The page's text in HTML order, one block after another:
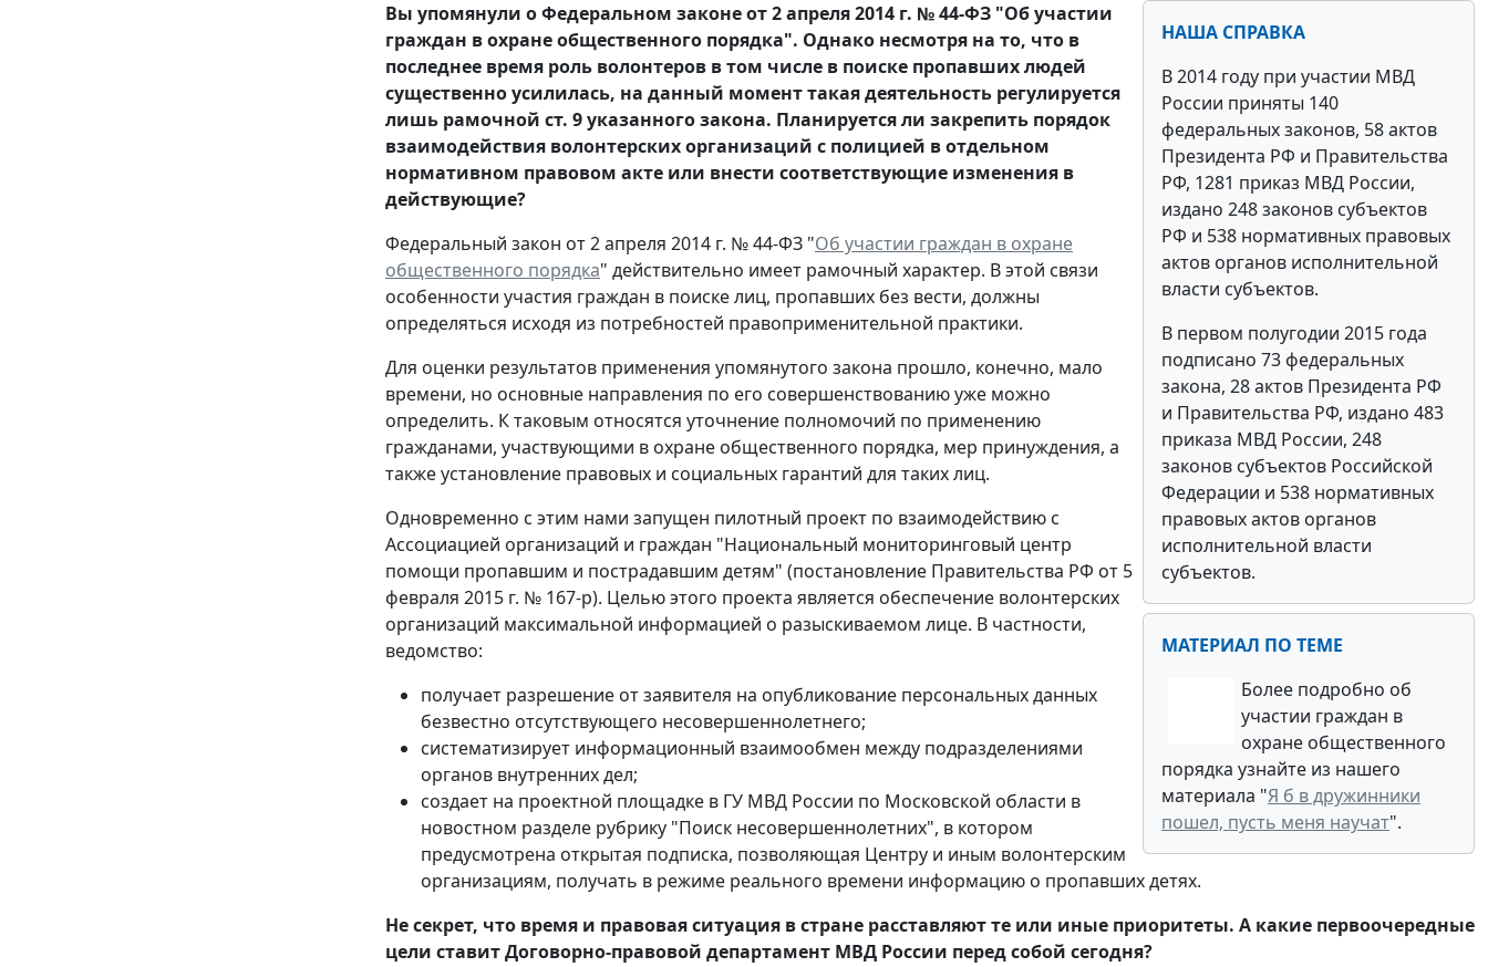
НАША СПРАВКА
В 2014 году при участии МВД
России приняты 140
федеральных законов, 58 актов
Президента РФ и Правительства
РФ, 1281 приказ МВД России,
издано 248 законов субъектов
РФ и 538 нормативных правовых
актов органов исполнительной
власти субъектов.
В первом полугодии 2015 года
подписано 73 федеральных
закона, 28 актов Президента РФ
и Правительства РФ, издано 483
приказа МВД России, 248
законов субъектов Российской
Федерации и 538 нормативных
правовых актов органов
исполнительной власти
субъектов.
Вы упомянули о Федеральном законе от 2 апреля 2014 г. № 44-ФЗ "Об участии
граждан в охране общественного порядка". Однако несмотря на то, что в
последнее время роль волонтеров в том числе в поиске пропавших людей
существенно усилилась, на данный момент такая деятельность регулируется
лишь рамочной ст. 9 указанного закона. Планируется ли закрепить порядок
взаимодействия волонтерских организаций с полицией в отдельном
нормативном правовом акте или внести соответствующие изменения в
действующие?
Федеральный закон от 2 апреля 2014 г. № 44-ФЗ "Об участии граждан в охране
общественного порядка" действительно имеет рамочный характер. В этой связи
особенности участия граждан в поиске лиц, пропавших без вести, должны
определяться исходя из потребностей правоприменительной практики.
МАТЕРИАЛ ПО ТЕМЕ
Более подробно об
участии граждан в
охране общественного
порядка узнайте из нашего
материала "Я б в дружинники
пошел, пусть меня научат".
Для оценки результатов применения упомянутого закона прошло, конечно, мало
времени, но основные направления по его совершенствованию уже можно
определить. К таковым относятся уточнение полномочий по применению
гражданами, участвующими в охране общественного порядка, мер принуждения, а
также установление правовых и социальных гарантий для таких лиц.
Одновременно с этим нами запущен пилотный проект по взаимодействию с
Ассоциацией организаций и граждан "Национальный мониторинговый центр
помощи пропавшим и пострадавшим детям" (постановление Правительства РФ от 5
февраля 2015 г. № 167-р). Целью этого проекта является обеспечение волонтерских
организаций максимальной информацией о разыскиваемом лице. В частности,
ведомство:
получает разрешение от заявителя на опубликование персональных данных
безвестно отсутствующего несовершеннолетнего;
систематизирует информационный взаимообмен между подразделениями
органов внутренних дел;
создает на проектной площадке в ГУ МВД России по Московской области в
новостном разделе рубрику "Поиск несовершеннолетних", в котором
предусмотрена открытая подписка, позволяющая Центру и иным волонтерским
организациям, получать в режиме реального времени информацию о пропавших детях.
Не секрет, что время и правовая ситуация в стране расставляют те или иные приоритеты. А какие первоочередные
цели ставит Договорно-правовой департамент МВД России перед собой сегодня?